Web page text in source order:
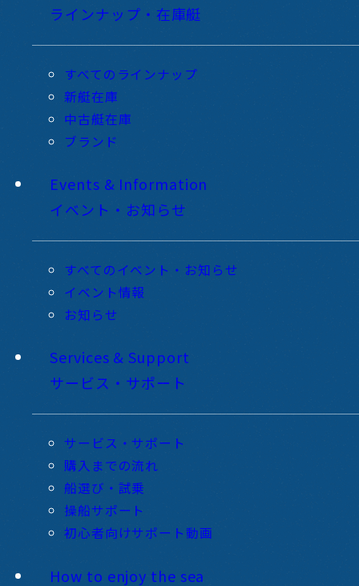
ラインナップ・在庫艇
すべてのラインナップ
新艇在庫
中古艇在庫
ブランド
Events & Information
イベント・お知らせ
すべてのイベント・お知らせ
イベント情報
お知らせ
Services & Support
サービス・サポート
サービス・サポート
購入までの流れ
船選び・試乗
操船サポート
初心者向けサポート動画
How to enjoy the sea